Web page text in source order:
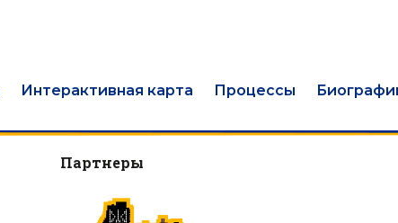
Интерактивная карта Процессы
Партнеры